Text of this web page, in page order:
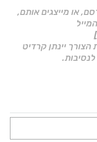
או מייצגים אותם,
יינתן קרדיט